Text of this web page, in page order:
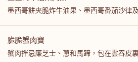
墨西哥餅夾脆炸牛油果、墨西哥番茄沙律
脆脆蟹肉寶
蟹肉拌忌廉芝士、蔥和馬蹄，包在雲吞皮